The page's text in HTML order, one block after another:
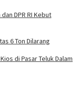
DPR RI Kebut
6 Ton Dilarang
di Pasar Teluk Dalam